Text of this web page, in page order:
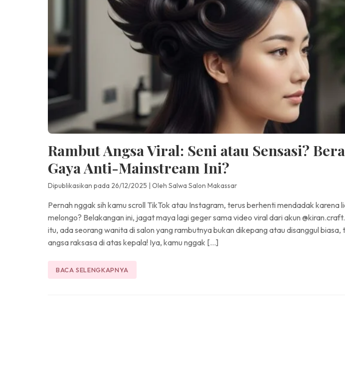
Rambut Angsa Viral: Seni atau Sensasi?
Gaya Anti-Mainstream Ini?
Dipublikasikan pada 26/12/2025 | Oleh Salwa Salon Makassar
Pernah nggak sih kamu scroll TikTok atau Instagram, terus berhenti mendadak karena
melongo? Belakangan ini, jagat maya lagi geger sama video viral dari akun
itu, ada seorang wanita di salon yang rambutnya bukan dikepang atau disanggul biasa,
angsa raksasa di atas kepala! Iya, kamu nggak […]
BACA SELENGKAPNYA